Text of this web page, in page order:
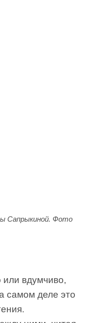
Сапрыкиной. Фото
или вдумчиво,
самом деле это